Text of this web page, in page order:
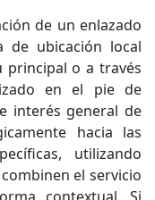
de un enlazado
de ubicación local
principal o a través
en el pie de
interés general de
hacia las
utilizando
el servicio